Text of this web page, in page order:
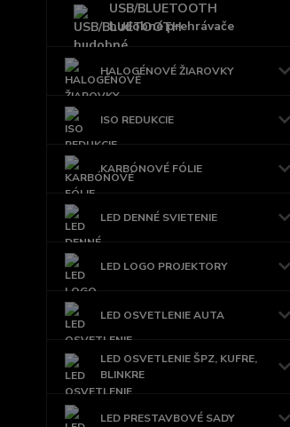
USB/BLUETOOTH
hudobné prehrávače
HALOGÉNOVÉ ŽIAROVKY
ISO REDUKCIE
KARBÓNOVÉ FÓLIE
LED DENNÉ SVIETENIE
LED LOGO PROJEKTORY
LED OSVETLENIE AUTA
LED OSVETLENIE ŠPZ, KUFRE,
BLINKRE
LED PRESTAVBOVÉ SADY